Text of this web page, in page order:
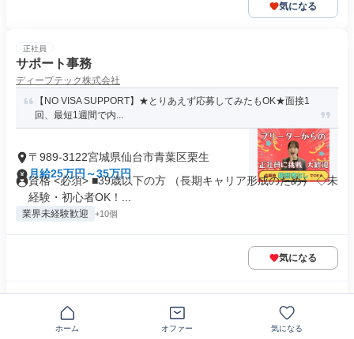
気になる
正社員
サポート事務
ディープテック株式会社
【NO VISA SUPPORT】★とりあえず応募してみたもOK★面接1
回、最短1週間で内...
〒989-3122宮城県仙台市青葉区栗生
月給25万円～35万円
資格 <必須> ■39歳以下の方 （長期キャリア形成のため） ◇未
経験・初心者OK！...
業界未経験歓迎 +10個
気になる
ホーム オファー 気になる